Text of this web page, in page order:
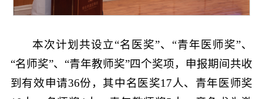
本次计划共设立“名医奖”、“青年医师奖”、
“名师奖”、“青年教师奖”四个奖项，申报期间共收
到有效申请36份，其中名医奖17人、青年医师奖